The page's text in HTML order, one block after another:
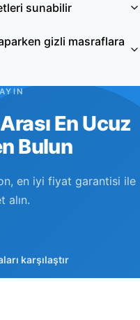
sunabilir
gizli masraflara
En Ucuz
Bulun
en iyi fiyat garantisi ile
alın.
karşılaştır